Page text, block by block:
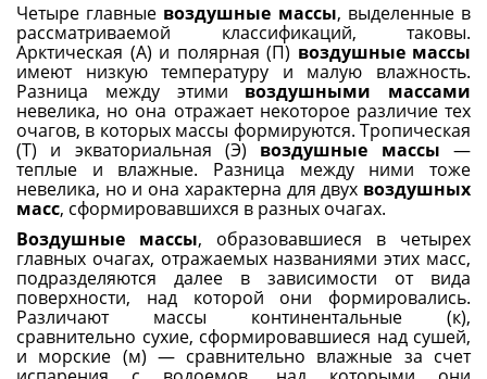
Четыре главные воздушные массы, выделенные в
рассматриваемой классификаций, таковы.
Арктическая (А) и полярная (П) воздушные массы
имеют низкую температуру и малую влажность.
Разница между этими воздушными массами
невелика, но она отражает некоторое различие тех
очагов, в которых массы формируются. Тропическая
(Т) и экваториальная (Э) воздушные массы —
теплые и влажные. Разница между ними тоже
невелика, но и она характерна для двух воздушных
масс, сформировавшихся в разных очагах.
Воздушные массы, образовавшиеся в четырех
главных очагах, отражаемых названиями этих масс,
подразделяются далее в зависимости от вида
поверхности, над которой они формировались.
Различают массы континентальные (к),
сравнительно сухие, сформировавшиеся над сушей,
и морские (м) — сравнительно влажные за счет